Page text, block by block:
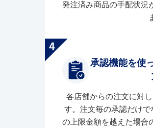
発注済み商品の手配状況
承認機能を使
各店舗からの注文に対
す。注文毎の承認だけで
の上限金額を越えた場合